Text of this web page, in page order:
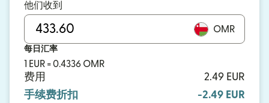
他们收到
OMR
每日汇率
1 EUR = 0.4336 OMR
费用
2.49 EUR
手续费折扣
-2.49 EUR